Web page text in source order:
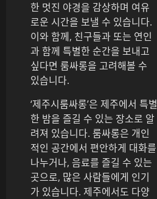
한 멋진 야경을 감상하며 여유
로운 시간을 보낼 수 있습니다.
이와 함께, 친구들과 또는 연인
과 함께 특별한 순간을 보내고
싶다면 룸싸롱을 고려해볼 수
있습니다.
‘제주시룸싸롱’은 제주에서 특별
한 밤을 즐길 수 있는 장소로 알
려져 있습니다. 룸싸롱은 개인
적인 공간에서 편안하게 대화를
나누거나, 음료를 즐길 수 있는
곳으로, 많은 사람들에게 인기
가 있습니다. 제주에서도 다양